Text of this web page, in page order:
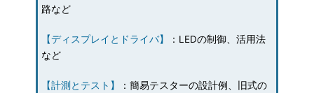
路など
【ディスプレイとドライバ】
：LEDの制御、活用法
など
【計測とテスト】
：簡易テスターの設計例、旧式の